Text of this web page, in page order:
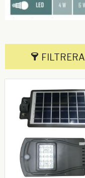
FILTRERA